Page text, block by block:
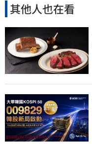
其他人也在看